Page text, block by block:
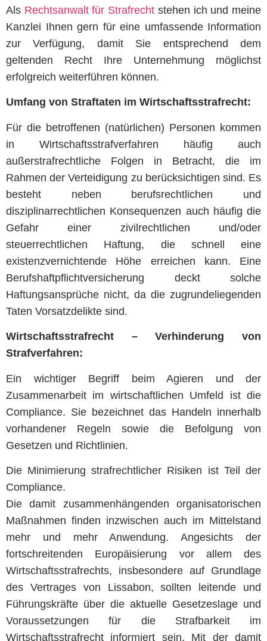
Als Rechtsanwalt für Strafrecht stehen ich und meine
Kanzlei Ihnen gern für eine umfassende Information
zur Verfügung, damit Sie entsprechend dem
geltenden Recht Ihre Unternehmung möglichst
erfolgreich weiterführen können.
Umfang von Straftaten im Wirtschaftsstrafrecht:
Für die betroffenen (natürlichen) Personen kommen
in Wirtschaftsstrafverfahren häufig auch
außerstrafrechtliche Folgen in Betracht, die im
Rahmen der Verteidigung zu berücksichtigen sind. Es
besteht neben berufsrechtlichen und
disziplinarrechtlichen Konsequenzen auch häufig die
Gefahr einer zivilrechtlichen und/oder
steuerrechtlichen Haftung, die schnell eine
existenzvernichtende Höhe erreichen kann. Eine
Berufshaftpflichtversicherung deckt solche
Haftungsansprüche nicht, da die zugrundeliegenden
Taten Vorsatzdelikte sind.
Wirtschaftsstrafrecht – Verhinderung von
Strafverfahren:
Ein wichtiger Begriff beim Agieren und der
Zusammenarbeit im wirtschaftlichen Umfeld ist die
Compliance. Sie bezeichnet das Handeln innerhalb
vorhandener Regeln sowie die Befolgung von
Gesetzen und Richtlinien.
Die Minimierung strafrechtlicher Risiken ist Teil der
Compliance.
Die damit zusammenhängenden organisatorischen
Maßnahmen finden inzwischen auch im Mittelstand
mehr und mehr Anwendung. Angesichts der
fortschreitenden Europäisierung vor allem des
Wirtschaftsstrafrechts, insbesondere auf Grundlage
des Vertrages von Lissabon, sollten leitende und
Führungskräfte über die aktuelle Gesetzeslage und
Voraussetzungen für die Strafbarkeit im
Wirtschaftsstrafrecht informiert sein. Mit der damit